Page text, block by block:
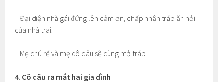
– Đại diện nhà gái đứng lên cảm ơn, chấp nhận tráp ăn hỏi
của nhà trai.
– Mẹ chú rể và mẹ cô dâu sẽ cùng mở tráp.
4. Cô dâu ra mắt hai gia đình